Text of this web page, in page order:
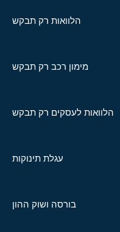
הלוואות רק תבקש
מימון רכב רק תבקש
הלוואות לעסקים רק תבקש
עגלת תינוקות
בורסה ושוק ההון